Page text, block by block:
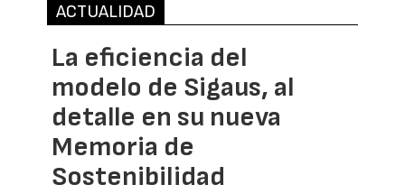
ACTUALIDAD
La eficiencia del
modelo de Sigaus, al
detalle en su nueva
Memoria de
Sostenibilidad